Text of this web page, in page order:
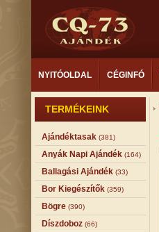
NYITÓOLDAL CÉGINFÓ
TERMÉKEINK
Ajándéktasak (381)
Anyák Napi Ajándék (164)
Ballagási Ajándék (33)
Bor Kiegészítők (359)
Bögre (390)
Díszdoboz (66)